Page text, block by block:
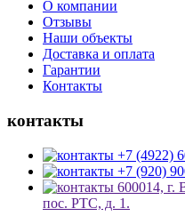
О компании
Отзывы
Наши объекты
Доставка и оплата
Гарантии
Контакты
контакты
+7 (4922)
+7 (920)
600014, г.
пос. РТС, д. 1.